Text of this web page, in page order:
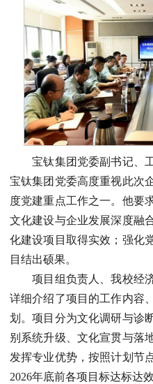
宝钛集团党委副书记、
宝钛集团党委高度重视此次
度党建重点工作之一。他要
文化建设与企业发展深度融
化建设项目取得实效；强化
目结出硕果。
项目组负责人、我校经
详细介绍了项目的工作内容
划。项目分为文化调研与诊
别系统升级、文化宣贯与落
发挥专业优势，按照计划节
2026年底前各项目标达标达效